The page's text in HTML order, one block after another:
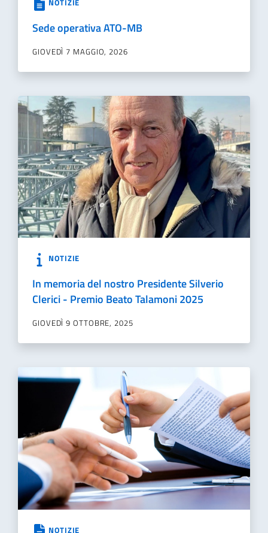
NOTIZIE
Sede operativa ATO-MB
GIOVEDÌ 7 MAGGIO, 2026
NOTIZIE
In memoria del nostro Presidente Silverio
Clerici - Premio Beato Talamoni 2025
GIOVEDÌ 9 OTTOBRE, 2025
NOTIZIE